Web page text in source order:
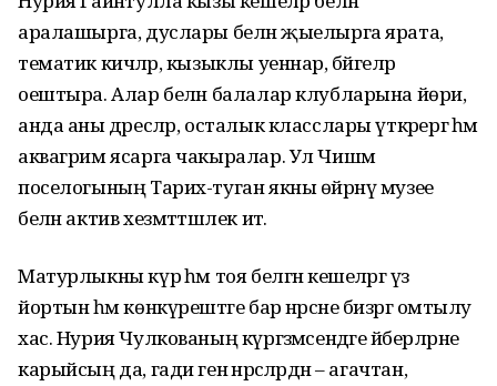
аралашырга, дуслары белән җыелырга ярата,
тематик кичәләр, кызыклы уеннар, бәйгеләр
оештыра. Алар белән балалар клубларына йөри,
анда аны дәресләр, осталык класслары үткәрергә һәм
аквагрим ясарга чакыралар. Ул Чишмә
поселогының Тарих-туган якны өйрәнү музее
белән актив хезмәттәшлек итә.
Матурлыкны күрә һәм тоя белгән кешеләргә үз
йортын һәм көнкүрештәге бар нәрсәне бизәргә омтылу
хас. Нурия Чулкованың күргәзмәсендәге әйберләрне
карыйсың да, гади генә нәрсәләрдән – агачтан,